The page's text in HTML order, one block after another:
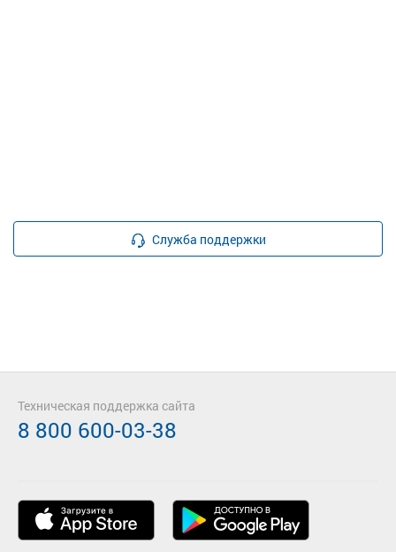
Служба поддержки
Техническая поддержка сайта
8 800 600-03-38